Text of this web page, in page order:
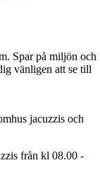
Spar på miljön och
vänligen att se till
jacuzzis och
från kl 08.00 -